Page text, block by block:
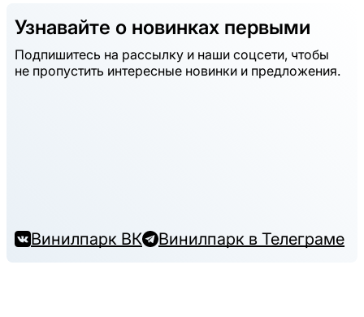
Узнавайте о новинках первыми
Подпишитесь на рассылку и наши соцсети, чтобы
не пропустить интересные новинки и предложения.
Винилпарк ВК Винилпарк в Телеграме